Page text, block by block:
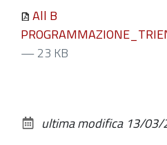
All B
— 23 KB
documento
ultima modifica 13/03/